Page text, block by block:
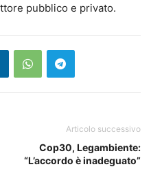
pubblico e privato.
Articolo successivo
Cop30, Legambiente:
“L’accordo è inadeguato”